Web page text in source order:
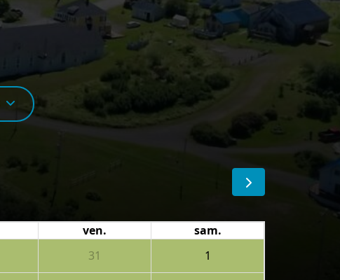
ven.
sam.
31 1